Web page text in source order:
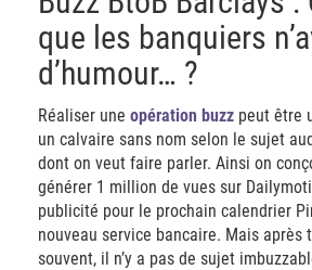
que les banquiers
d’humour… ?
Réaliser une opération buzz peut être
un calvaire sans nom selon le sujet
dont on veut faire parler. Ainsi on
générer 1 million de vues sur
publicité pour le prochain calendrier
nouveau service bancaire. Mais après
souvent, il n’y a pas de sujet